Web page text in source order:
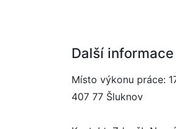
Další
Místo výkonu práce:
407 77 Šluknov